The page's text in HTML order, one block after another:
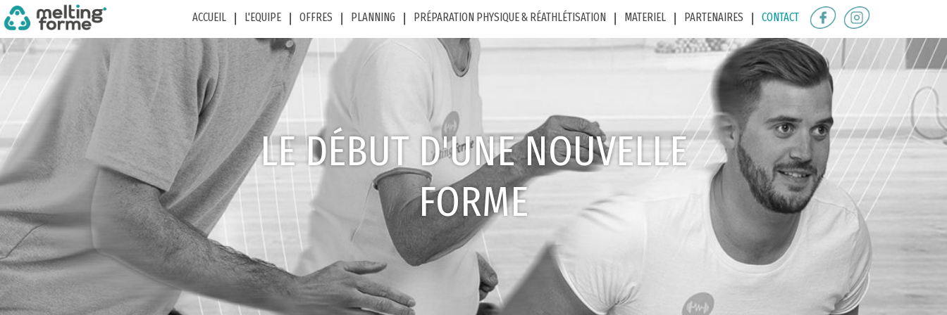
ACCUEIL L'EQUIPE OFFRES PLANNING PRÉPARATION PHYSIQUE & RÉATHLÉTISATION MATERIEL PARTENAIRES CONTACT
LE DÉBUT D'UNE NOUVELLE
FORME